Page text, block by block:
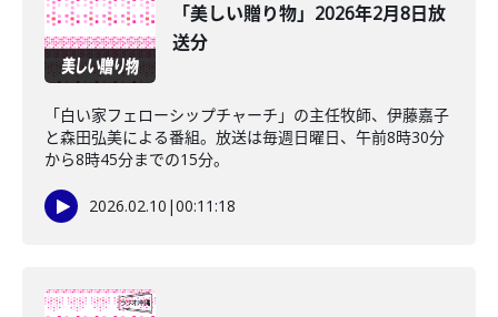
「美しい贈り物」2026年2月8日放
送分
「白い家フェローシップチャーチ」の主任牧師、伊藤嘉子
と森田弘美による番組。放送は毎週日曜日、午前8時30分
から8時45分までの15分。
2026.02.10 |00:11:18